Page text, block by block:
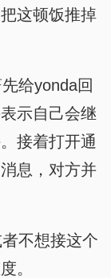
这顿饭推掉
给yonda回
示自己会继
接着打开通
息，对方并
不想接这个
。